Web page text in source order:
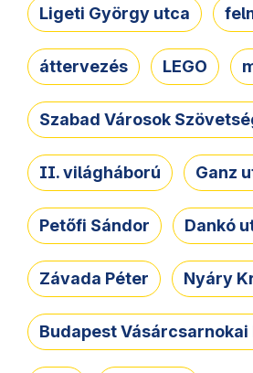
Ligeti György utca
áttervezés LEGO
Szabad Városok
II. világháború Ganz
Petőfi Sándor Dankó
Závada Péter Nyáry
Budapest Vásárcsarnokai